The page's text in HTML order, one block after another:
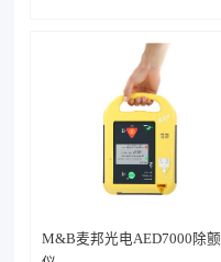
M&B麦邦光电AED7000除颤